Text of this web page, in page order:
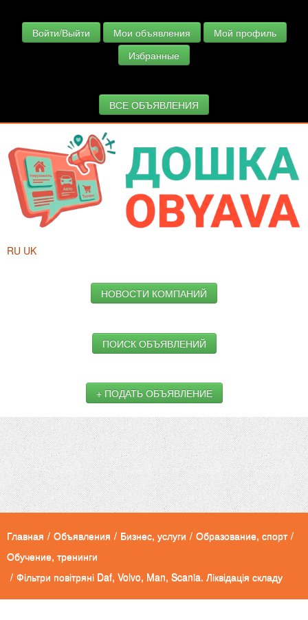
Войти/Выйти Мои объявления
Мой профиль
Избранные
ВСЕ ОБЪЯВЛЕНИЯ
RU UK
НОВОСТИ КОМПАНИЙ
ПОИСК ОБЪЯВЛЕНИЙ
+ ПОДАТЬ ОБЪЯВЛЕНИЕ
Главная / Объявления / Бизнес, услуги / Образование, спорт /
Обучение, тренинги
/ Фільтри повітряні Daf, Volvo, Man, Scania. Ліквідація складу